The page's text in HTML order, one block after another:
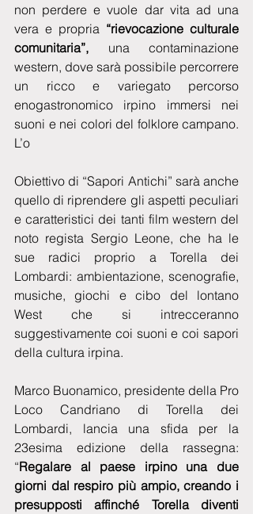
non perdere e vuole dar vita ad una
vera e propria “rievocazione culturale
comunitaria”, una contaminazione
western, dove sarà possibile percorrere
un ricco e variegato percorso
enogastronomico irpino immersi nei
suoni e nei colori del folklore campano.
L’o
Obiettivo di “Sapori Antichi” sarà anche
quello di riprendere gli aspetti peculiari
e caratteristici dei tanti film western del
noto regista Sergio Leone, che ha le
sue radici proprio a Torella dei
Lombardi: ambientazione, scenografie,
musiche, giochi e cibo del lontano
West che si intrecceranno
suggestivamente coi suoni e coi sapori
della cultura irpina.
Marco Buonamico, presidente della Pro
Loco Candriano di Torella dei
Lombardi, lancia una sfida per la
23esima edizione della rassegna:
“Regalare al paese irpino una due
giorni dal respiro più ampio, creando i
presupposti affinché Torella diventi